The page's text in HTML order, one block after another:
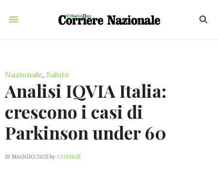
Nazionale, Salute
Analisi IQVIA Italia:
crescono i casi di
Parkinson under 60
18 MAGGIO 2025 by CORNAZ